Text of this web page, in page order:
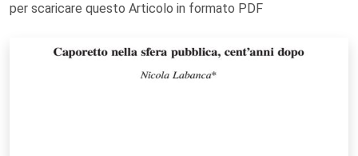
per scaricare questo Articolo in formato PDF